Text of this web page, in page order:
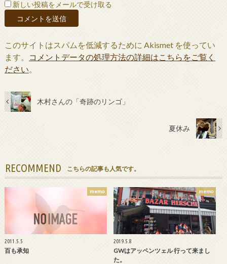
新しい投稿をメールで受け取る
このサイトはスパムを低減するために Akismet を使ってい
ます。
コメントデータの処理方法の詳細はこちらをご覧く
ださい。
木村さんの「奇跡のリンゴ」
夏休み
RECOMMEND こちらの記事も人気です。
memo
2011.5.5
百も承知
memo
2019.5.8
GWはアッペンツェル 行って来まし
た。